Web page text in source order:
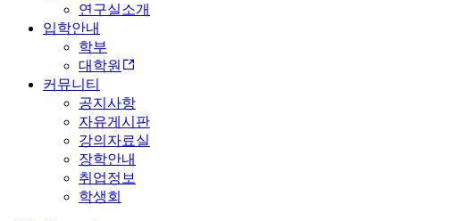
연구실소개
입학안내
학부
대학원
커뮤니티
공지사항
자유게시판
강의자료실
장학안내
취업정보
학생회